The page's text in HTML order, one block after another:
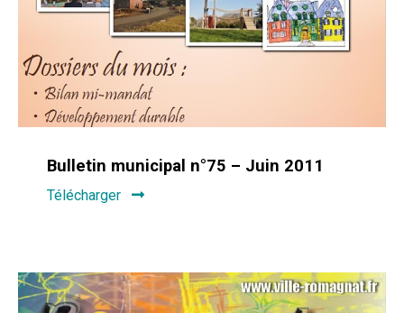
Bulletin municipal n°75 – Juin 2011
Télécharger